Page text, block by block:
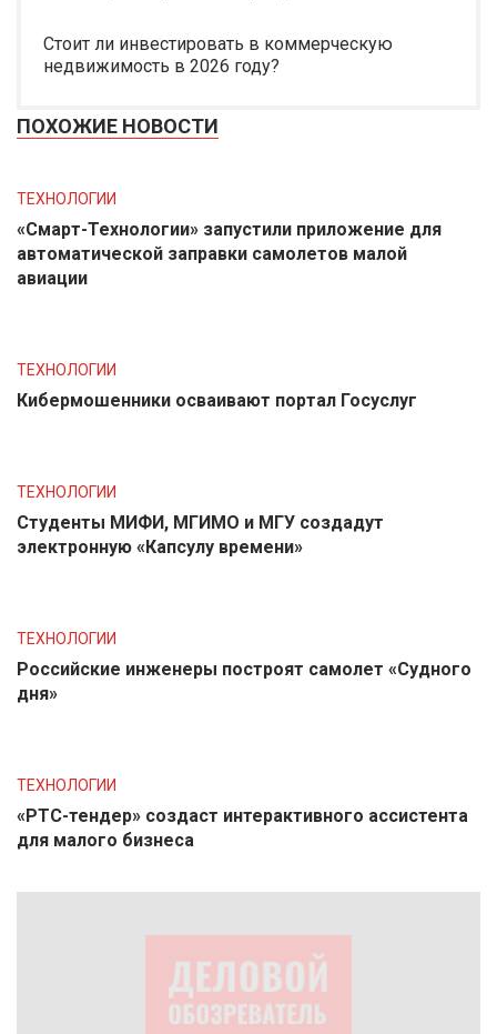
Стоит ли инвестировать в коммерческую
недвижимость в 2026 году?
ПОХОЖИЕ НОВОСТИ
ТЕХНОЛОГИИ
«Смарт-Технологии» запустили приложение для
автоматической заправки самолетов малой
авиации
ТЕХНОЛОГИИ
Кибермошенники осваивают портал Госуслуг
ТЕХНОЛОГИИ
Студенты МИФИ, МГИМО и МГУ создадут
электронную «Капсулу времени»
ТЕХНОЛОГИИ
Российские инженеры построят самолет «Судного
дня»
ТЕХНОЛОГИИ
«РТС-тендер» создаст интерактивного ассистента
для малого бизнеса